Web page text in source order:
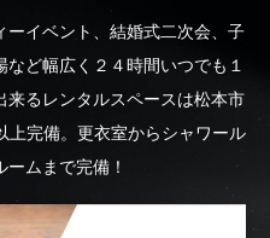
ーイベント、結婚式二次会、子
ど幅広く２４時間いつでも１
るレンタルスペースは松本市
上完備。更衣室からシャワール
ムまで完備！